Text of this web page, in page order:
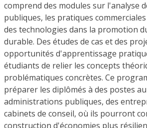
comprend des modules sur l'analyse
publiques, les pratiques
des technologies dans la promotion
durable. Des études de cas et des
opportunités d'apprentissage
étudiants de relier les concepts
problématiques concrètes. Ce
préparer les diplômés à des postes
administrations publiques, des
cabinets de conseil, où ils pourront
construction d'économies plus